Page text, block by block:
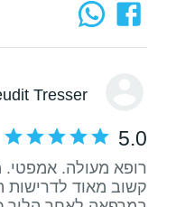
Tresser
5.0
רופא מעולה. אמפטי.
קשוב מאוד לדרישות